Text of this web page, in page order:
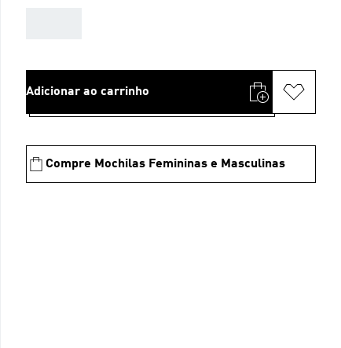
Adicionar ao carrinho
Compre Mochilas Femininas e Masculinas